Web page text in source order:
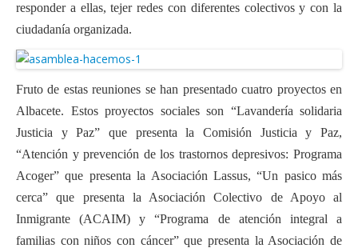
responder a ellas, tejer redes con diferentes colectivos y con la
ciudadanía organizada.
Fruto de estas reuniones se han presentado cuatro proyectos en
Albacete. Estos proyectos sociales son “Lavandería solidaria
Justicia y Paz” que presenta la Comisión Justicia y Paz,
“Atención y prevención de los trastornos depresivos: Programa
Acoger” que presenta la Asociación Lassus, “Un pasico más
cerca” que presenta la Asociación Colectivo de Apoyo al
Inmigrante (ACAIM) y “Programa de atención integral a
familias con niños con cáncer” que presenta la Asociación de